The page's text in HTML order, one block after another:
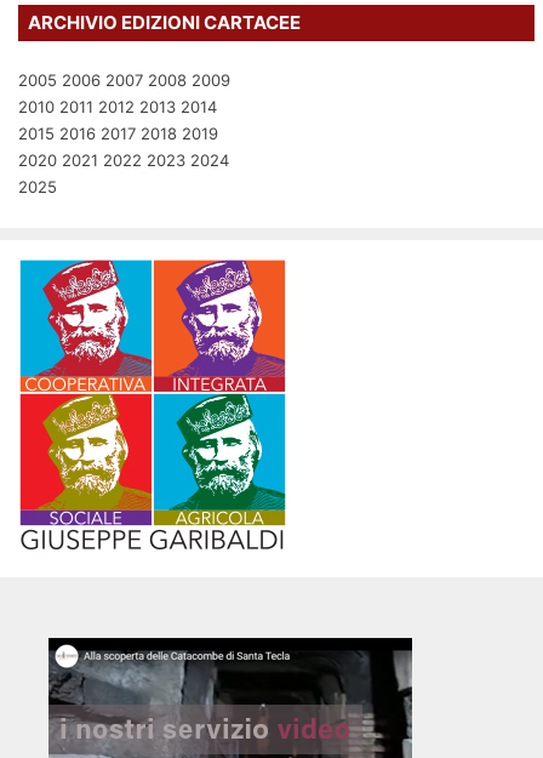
ARCHIVIO EDIZIONI CARTACEE
2005 2006 2007 2008 2009
2010 2011 2012 2013 2014
2015 2016 2017 2018 2019
2020 2021 2022 2023 2024
2025